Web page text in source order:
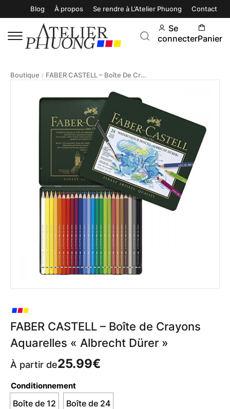
Blog À propos Se rendre à L’Atelier Phuong Contact
Se
connecterPanier
Boutique / FABER CASTELL – Boîte De Crayons Aquarelles “Albrecht Dürer”
FABER CASTELL – Boîte de Crayons
Aquarelles « Albrecht Dürer »
À partir de25.99€
Conditionnement
Boîte de 12 Boîte de 24